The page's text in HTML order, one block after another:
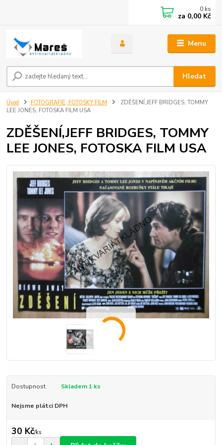
Menu
Hledat
0 ks
za 0,00 Kč
Úvod FOTOGRAFIE, FOTOSKY FILM
ZDĚŠENÍ,JEFF BRIDGES, TOMMY
LEE JONES, FOTOSKA FILM USA
ZDĚŠENÍ,JEFF BRIDGES, TOMMY
LEE JONES, FOTOSKA FILM USA
Dostupnost Skladem 1 ks
Nejsme plátci DPH
30 Kč/ks